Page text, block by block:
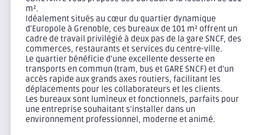
m².
Idéalement situés au cœur du quartier dynamique
d'Europole à Grenoble, ces bureaux de 101 m² offrent un
cadre de travail privilégié à deux pas de la gare SNCF, des
commerces, restaurants et services du centre-ville.
Le quartier bénéficie d'une excellente desserte en
transports en commun (tram, bus et GARE SNCF) et d'un
accès rapide aux grands axes routiers, facilitant les
déplacements pour les collaborateurs et les clients.
Les bureaux sont lumineux et fonctionnels, parfaits pour
une entreprise souhaitant s'installer dans un
environnement professionnel, moderne et animé.